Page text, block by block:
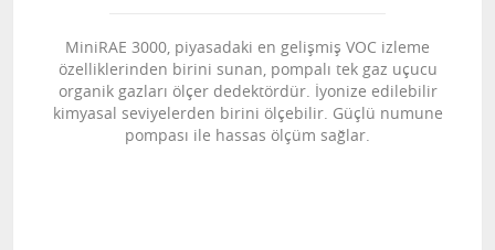
MiniRAE 3000, piyasadaki en gelişmiş VOC izleme
özelliklerinden birini sunan, pompalı tek gaz uçucu
organik gazları ölçer dedektördür. İyonize edilebilir
kimyasal seviyelerden birini ölçebilir. Güçlü numune
pompası ile hassas ölçüm sağlar.